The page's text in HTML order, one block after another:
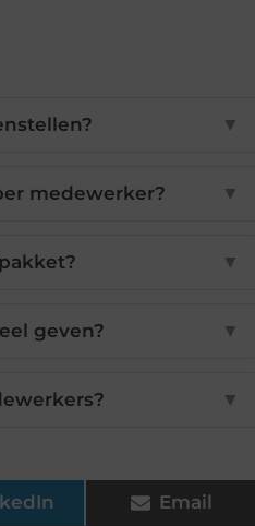
▼
medewerker? ▼
▼
geven? ▼
▼
Email